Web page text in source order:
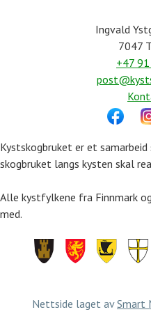
Ingvald
7047
+47
Kystskogbruket er et
skogbruket langs kysten skal
Alle kystfylkene fra Finnmark
med.
FinnmarkTroms
Nettside laget avSmart